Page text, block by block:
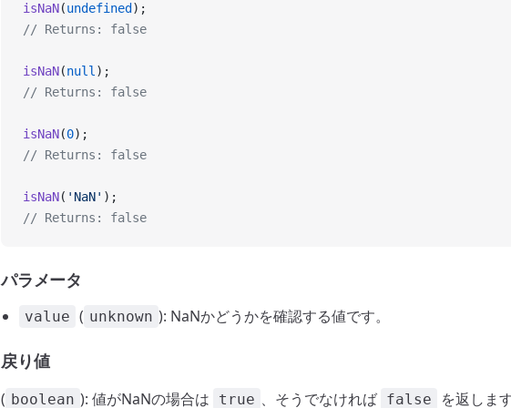
isNaN(undefined );
// Returns: false
isNaN(null );
// Returns: false
isNaN(0);
// Returns: false
isNaN( 'NaN' );
// Returns: false
パラメータ
value ( unknown ): NaNかどうかを確認する値です。
戻り値
( boolean ): 値がNaNの場合は true 、そうでなければ false を返しま